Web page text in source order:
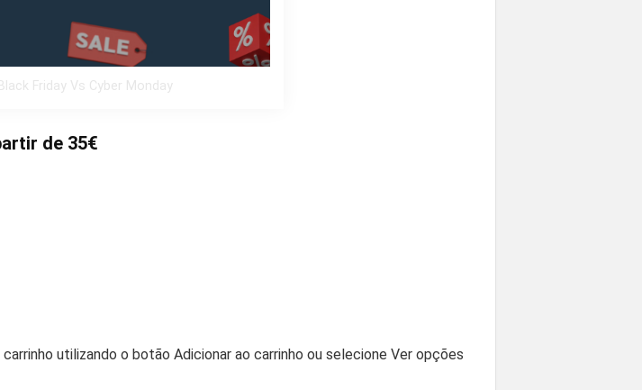
Friday Vs Cyber Monday
de 35€
utilizando o botão Adicionar ao carrinho ou selecione Ver opções